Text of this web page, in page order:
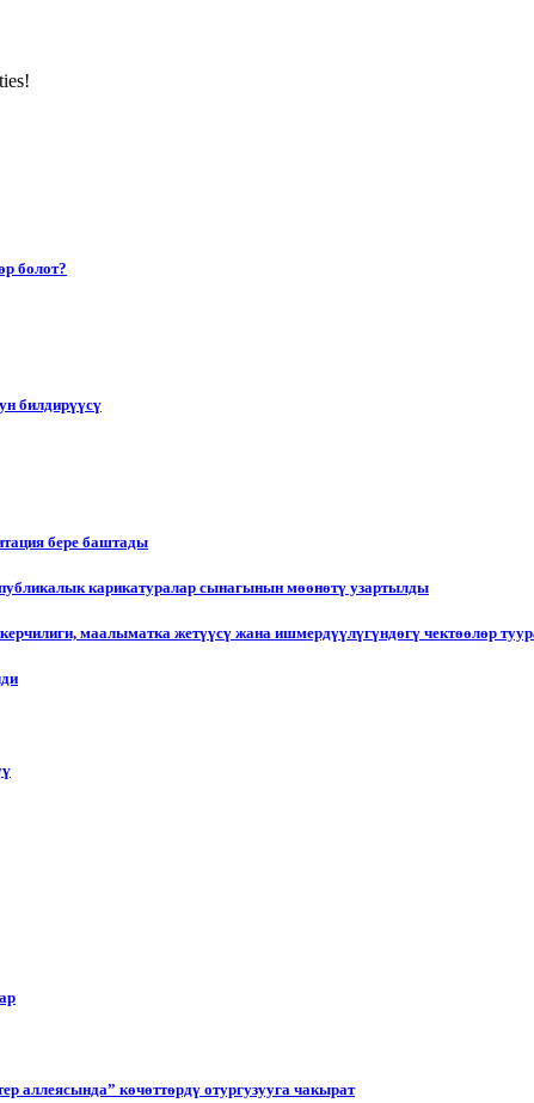
болот?
билдирүүсү
бере баштады
карикатуралар сынагынын мөөнөтү узартылды
маалыматка жетүүсү жана ишмердүүлүгүндөгү чектөөлөр
аллеясында” көчөттөрдү отургузууга чакырат